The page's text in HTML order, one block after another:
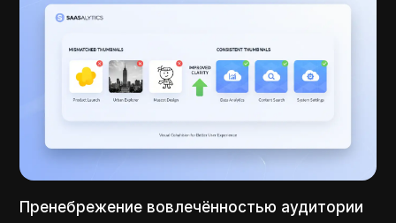
Пренебрежение вовлечённостью аудитории